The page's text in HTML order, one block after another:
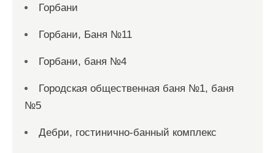
Горбани
Горбани, Баня №11
Горбани, баня №4
Городская общественная баня №1, баня
№5
Дебри, гостинично-банный комплекс